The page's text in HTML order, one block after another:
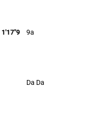
1'17"9 9a
Da Da